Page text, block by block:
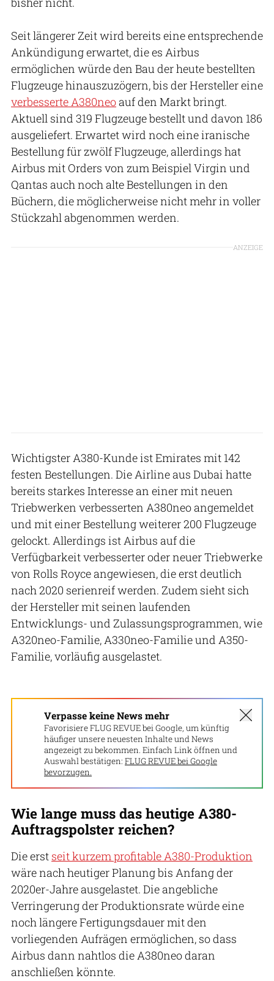
Seit längerer Zeit wird bereits eine entsprechende
Ankündigung erwartet, die es Airbus
ermöglichen würde den Bau der heute bestellten
Flugzeuge hinauszuzögern, bis der Hersteller eine
verbesserte A380neoauf den Markt bringt.
Aktuell sind 319 Flugzeuge bestellt und davon 186
ausgeliefert. Erwartet wird noch eine iranische
Bestellung für zwölf Flugzeuge, allerdings hat
Airbus mit Orders von zum Beispiel Virgin und
Qantas auch noch alte Bestellungen in den
Büchern, die möglicherweise nicht mehr in voller
Stückzahl abgenommen werden.
ANZEIGE
Wichtigster A380-Kunde ist Emirates mit 142
festen Bestellungen. Die Airline aus Dubai hatte
bereits starkes Interesse an einer mit neuen
Triebwerken verbesserten A380neo angemeldet
und mit einer Bestellung weiterer 200 Flugzeuge
gelockt. Allerdings ist Airbus auf die
Verfügbarkeit verbesserter oder neuer Triebwerke
von Rolls Royce angewiesen, die erst deutlich
nach 2020 serienreif werden. Zudem sieht sich
der Hersteller mit seinen laufenden
Entwicklungs- und Zulassungsprogrammen, wie
A320neo-Familie, A330neo-Familie und A350-
Familie, vorläufig ausgelastet.
Verpasse keine News mehr
Favorisiere FLUG REVUE bei Google, um künftig
häufiger unsere neuesten Inhalte und News
angezeigt zu bekommen. Einfach Link öffnen und
Auswahl bestätigen: FLUG REVUE bei Google
bevorzugen.
Wie lange muss das heutige A380-
Auftragspolster reichen?
Die erst seit kurzem profitable A380-Produktion
wäre nach heutiger Planung bis Anfang der
2020er-Jahre ausgelastet. Die angebliche
Verringerung der Produktionsrate würde eine
noch längere Fertigungsdauer mit den
vorliegenden Aufrägen ermöglichen, so dass
Airbus dann nahtlos die A380neo daran
anschließen könnte.